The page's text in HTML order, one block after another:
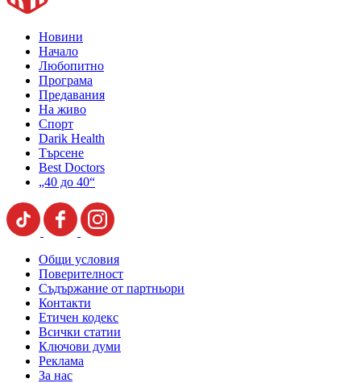
Новини
Начало
Любопитно
Програма
Предавания
На живо
Спорт
Darik Health
Търсене
Best Doctors
„40 до 40“
Общи условия
Поверителност
Съдържание от партньори
Контакти
Етичен кодекс
Всички статии
Ключови думи
Реклама
За нас